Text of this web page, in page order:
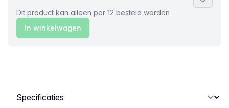
Dit product kan alleen per 12 besteld worden
In winkelwagen
Selecteer een tabblad